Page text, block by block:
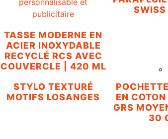
TASSE MODERNE EN
ACIER INOXYDABLE
RECYCLÉ RCS AVEC
COUVERCLE | 420 ML
SWISS
STYLO TEXTURÉ
MOTIFS LOSANGES
EN
GRS
30